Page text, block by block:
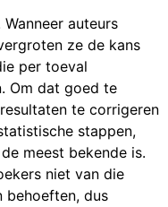
auteurs
ze de kans
per toeval
Om dat goed te
te corrigeren
stappen,
meest bekende is.
niet van die
behoeften, dus